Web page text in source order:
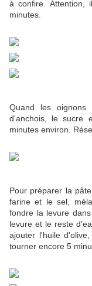
à confire. Attention,
minutes.
Quand les
d'anchois, le sucre
minutes environ.
Pour préparer la
farine et le sel,
fondre la levure
levure et le reste
ajouter l'huile
tourner encore 5